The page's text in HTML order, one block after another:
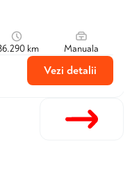
km Manuala
Vezi detalii